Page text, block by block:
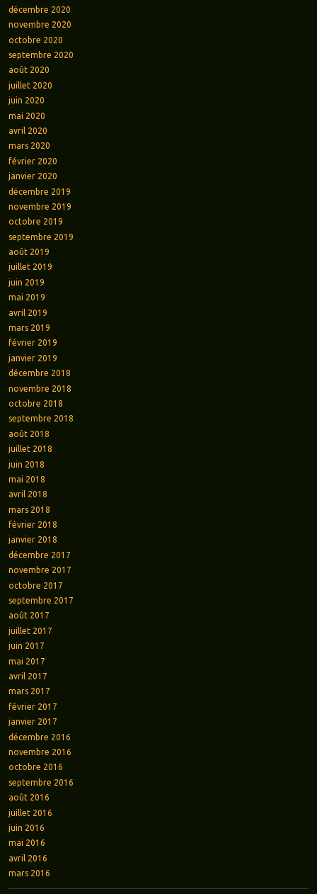
décembre 2020
novembre 2020
octobre 2020
septembre 2020
août 2020
juillet 2020
juin 2020
mai 2020
avril 2020
mars 2020
février 2020
janvier 2020
décembre 2019
novembre 2019
octobre 2019
septembre 2019
août 2019
juillet 2019
juin 2019
mai 2019
avril 2019
mars 2019
février 2019
janvier 2019
décembre 2018
novembre 2018
octobre 2018
septembre 2018
août 2018
juillet 2018
juin 2018
mai 2018
avril 2018
mars 2018
février 2018
janvier 2018
décembre 2017
novembre 2017
octobre 2017
septembre 2017
août 2017
juillet 2017
juin 2017
mai 2017
avril 2017
mars 2017
février 2017
janvier 2017
décembre 2016
novembre 2016
octobre 2016
septembre 2016
août 2016
juillet 2016
juin 2016
mai 2016
avril 2016
mars 2016